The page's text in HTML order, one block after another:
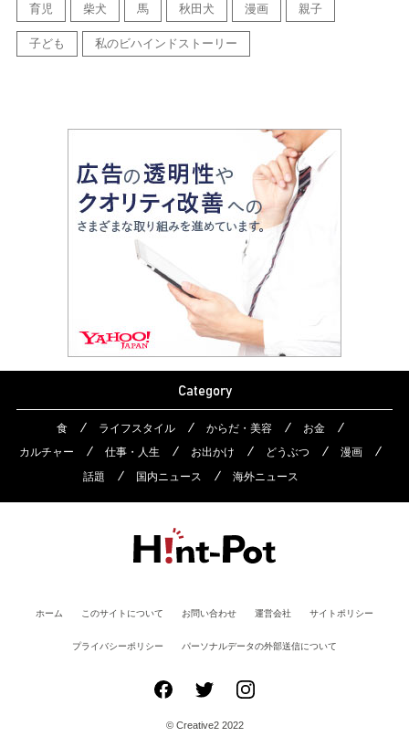
育児 柴犬 馬 秋田犬 漫画 親子
子ども 私のビハインドストーリー
Category
食 ライフスタイル からだ・美容
お金
カルチャー
仕事・人生 お出かけ どうぶつ
漫画
話題
国内ニュース 海外ニュース
ホーム このサイトについて お問い合わせ 運営会社 サイトポリシー
プライバシーポリシー パーソナルデータの外部送信について
© Creative2 2022